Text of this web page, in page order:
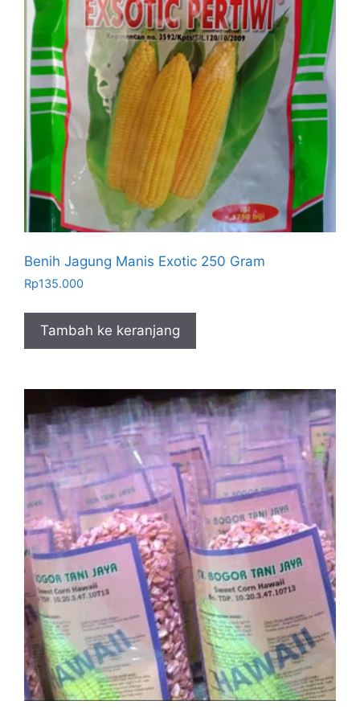
Benih Jagung Manis Exotic 250 Gram
Rp135.000
Tambah ke keranjang